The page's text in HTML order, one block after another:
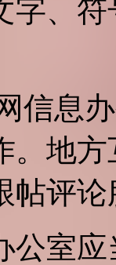
字、
信息
。地
帖评
公室